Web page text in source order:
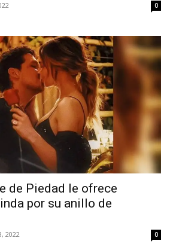
0
de Piedad le ofrece
por su anillo de
2022 0